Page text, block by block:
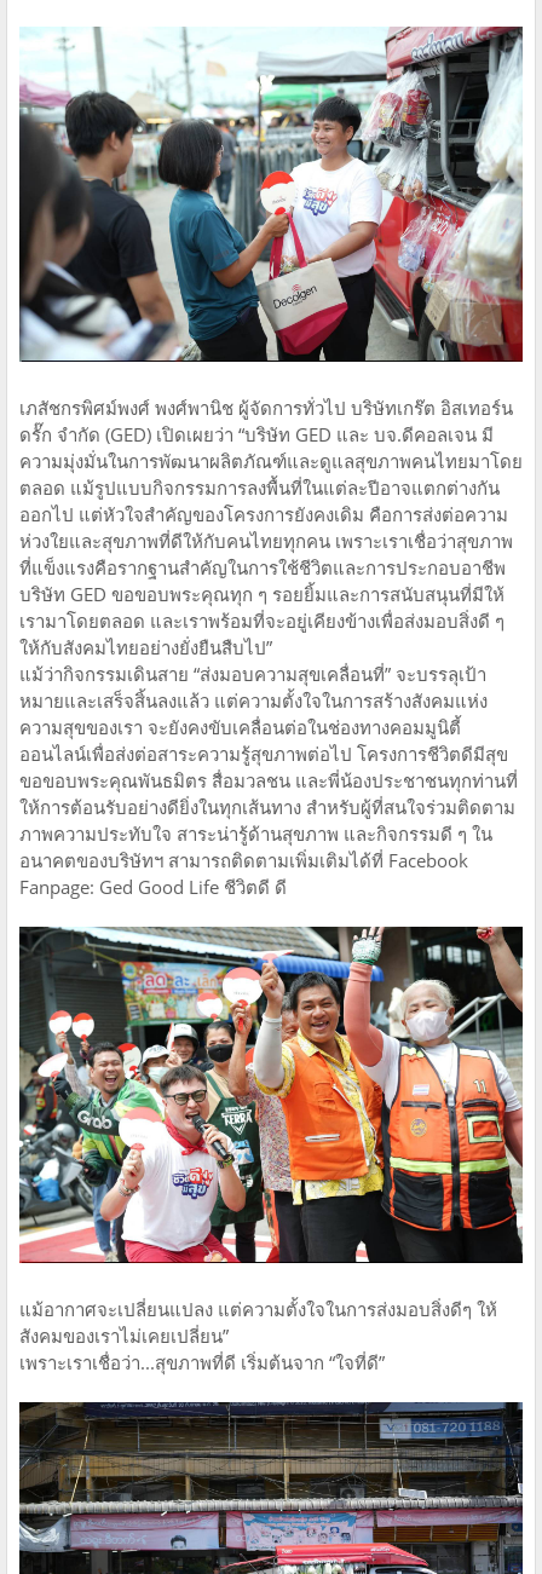
เภสัชกรพิศม์พงศ์ พงศ์พานิช ผู้จัดการทั่วไป บริษัทเกร๊ต อิสเทอร์น
ดรั๊ก จำกัด (GED) เปิดเผยว่า “บริษัท GED และ บจ.ดีคอลเจน มี
ความมุ่งมั่นในการพัฒนาผลิตภัณฑ์และดูแลสุขภาพคนไทยมาโดย
ตลอด แม้รูปแบบกิจกรรมการลงพื้นที่ในแต่ละปีอาจแตกต่างกัน
ออกไป แต่หัวใจสำคัญของโครงการยังคงเดิม คือการส่งต่อความ
ห่วงใยและสุขภาพที่ดีให้กับคนไทยทุกคน เพราะเราเชื่อว่าสุขภาพ
ที่แข็งแรงคือรากฐานสำคัญในการใช้ชีวิตและการประกอบอาชีพ
บริษัท GED ขอขอบพระคุณทุก ๆ รอยยิ้มและการสนับสนุนที่มีให้
เรามาโดยตลอด และเราพร้อมที่จะอยู่เคียงข้างเพื่อส่งมอบสิ่งดี ๆ
ให้กับสังคมไทยอย่างยั่งยืนสืบไป”
แม้ว่ากิจกรรมเดินสาย “ส่งมอบความสุขเคลื่อนที่” จะบรรลุเป้า
หมายและเสร็จสิ้นลงแล้ว แต่ความตั้งใจในการสร้างสังคมแห่ง
ความสุขของเรา จะยังคงขับเคลื่อนต่อในช่องทางคอมมูนิตี้
ออนไลน์เพื่อส่งต่อสาระความรู้สุขภาพต่อไป โครงการชีวิตดีมีสุข
ขอขอบพระคุณพันธมิตร สื่อมวลชน และพี่น้องประชาชนทุกท่านที่
ให้การต้อนรับอย่างดียิ่งในทุกเส้นทาง สำหรับผู้ที่สนใจร่วมติดตาม
ภาพความประทับใจ สาระน่ารู้ด้านสุขภาพ และกิจกรรมดี ๆ ใน
อนาคตของบริษัทฯ สามารถติดตามเพิ่มเติมได้ที่ Facebook
Fanpage: Ged Good Life ชีวิตดี ดี
แม้อากาศจะเปลี่ยนแปลง แต่ความตั้งใจในการส่งมอบสิ่งดีๆ ให้
สังคมของเราไม่เคยเปลี่ยน”
เพราะเราเชื่อว่า...สุขภาพที่ดี เริ่มต้นจาก “ใจที่ดี”